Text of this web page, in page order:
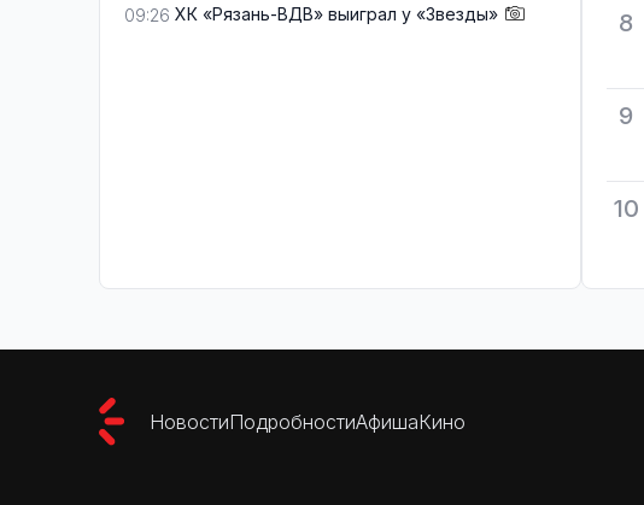
09:26 ХК «Рязань-ВДВ» выиграл у «Звезды» 8
9
10
НовостиПодробностиАфишаКино